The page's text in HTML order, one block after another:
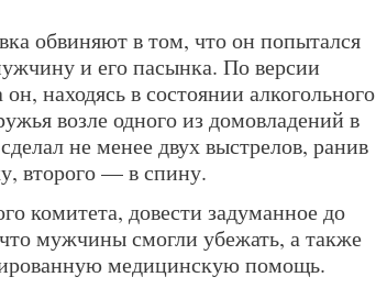
обвиняют в том, что он попытался
и его пасынка. По версии
находясь в состоянии алкогольного
возле одного из домовладений в
не менее двух выстрелов, ранив
второго — в спину.
комитета, довести задуманное до
мужчины смогли убежать, а также
медицинскую помощь.